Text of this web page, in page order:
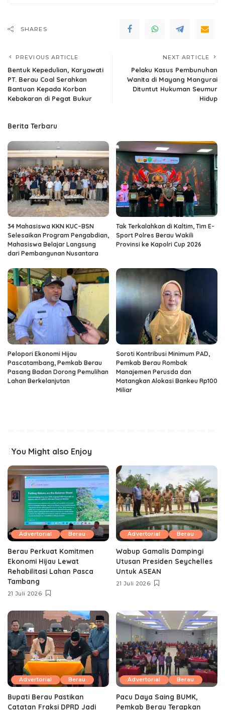
SHARES
PREVIOUS ARTICLE
Bentuk Kepedulian, Karyawati
PT. Berau Coal Serahkan
Bantuan Kepada Korban
Kebakaran di Pegat Bukur
NEXT ARTICLE
Pelaku Kasus Pembunuhan
Wanita di Mayang Mangurai
Dituntut Hukuman Seumur
Hidup
Berita Terbaru
34 Mahasiswa KKN KUC–BSN
Selesaikan Program Pengabdian,
Mahasiswa Belajar Langsung
dari Pembangunan Nusantara
Tak Terkalahkan di Kaltim, Tim E-
Sport Polres Berau Wakili
Provinsi ke Kapolri Cup 2026
Pelopori Ekonomi Hijau
Pascatambang, Pemkab Berau
Pasang Badan Dorong Pemulihan
Lahan Berkelanjutan
Soroti Kontribusi Minimum PAD,
Pemkab Berau Rombak
Manajemen Perusda dan
Matangkan Alokasi Bankeu Rp100
Miliar
You Might also Enjoy
Advertorial Berau
Berau Perkuat Komitmen
Ekonomi Hijau Lewat
Rehabilitasi Lahan Pasca
Tambang
21 Juli 2026
Advertorial Berau
Wabup Gamalis Dampingi
Utusan Presiden Seychelles
Untuk ASEAN
21 Juli 2026
Advertorial Berau
Bupati Berau Pastikan
Catatan Fraksi DPRD Jadi
Advertorial Berau
Pacu Daya Saing BUMK,
Pemkab Berau Terapkan